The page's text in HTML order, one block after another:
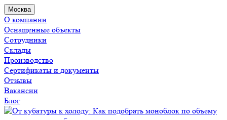
Москва
О компании
Оснащенные объекты
Сотрудники
Склады
Производство
Сертификаты и документы
Отзывы
Вакансии
Блог